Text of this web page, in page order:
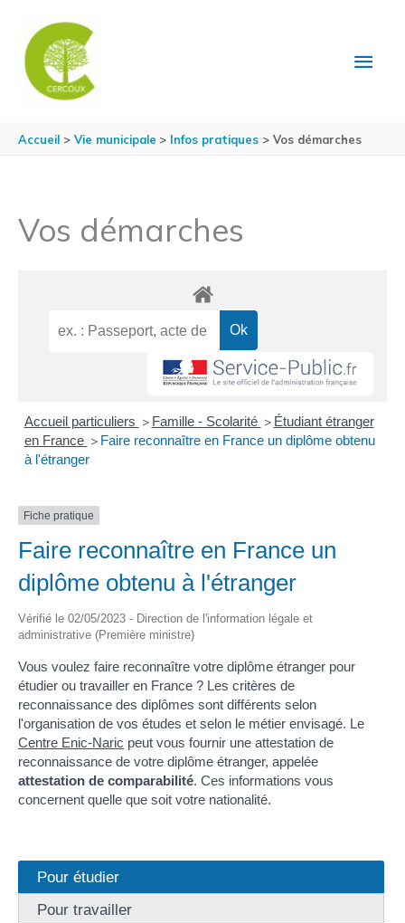
Accueil Vie municipale Infos pratiques Vos démarches
Vos démarches
Accueil particuliers > Famille - Scolarité > Étudiant étranger
en France > Faire reconnaître en France un diplôme obtenu
à l'étranger
Fiche pratique
Faire reconnaître en France un
diplôme obtenu à l'étranger
Vérifié le 02/05/2023 - Direction de l'information légale et
administrative (Première ministre)
Vous voulez faire reconnaître votre diplôme étranger pour
étudier ou travailler en France ? Les critères de
reconnaissance des diplômes sont différents selon
l'organisation de vos études et selon le métier envisagé. Le
Centre Enic-Naric peut vous fournir une attestation de
reconnaissance de votre diplôme étranger, appelée
attestation de comparabilité. Ces informations vous
concernent quelle que soit votre nationalité.
Pour étudier
Pour travailler